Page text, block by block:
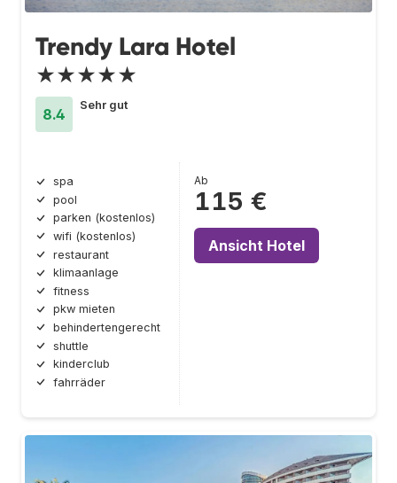
Trendy Lara Hotel
★★★★★
8.4
Sehr gut
spa
pool
parken (kostenlos)
wifi (kostenlos)
restaurant
klimaanlage
fitness
pkw mieten
behindertengerecht
shuttle
kinderclub
fahrräder
Ab
115 €
Ansicht Hotel